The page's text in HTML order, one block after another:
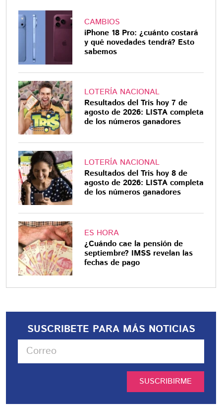
CAMBIOS
iPhone 18 Pro: ¿cuánto costará
y qué novedades tendrá? Esto
sabemos
LOTERÍA NACIONAL
Resultados del Tris hoy 7 de
agosto de 2026: LISTA completa
de los números ganadores
LOTERÍA NACIONAL
Resultados del Tris hoy 8 de
agosto de 2026: LISTA completa
de los números ganadores
ES HORA
¿Cuándo cae la pensión de
septiembre? IMSS revelan las
fechas de pago
SUSCRIBETE PARA MÁS NOTICIAS
SUSCRIBIRME